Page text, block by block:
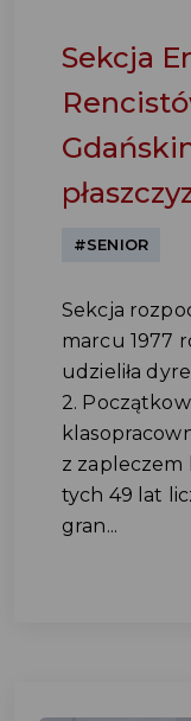
Sekcja
#SENIOR
Sekcja
marcu 1977
udzieliła
2.
z zapleczem
tych 49 lat
gran...